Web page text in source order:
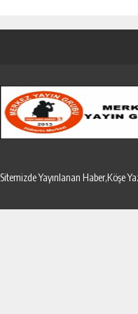
Sitemizde Yayınlanan Haber,Köşe